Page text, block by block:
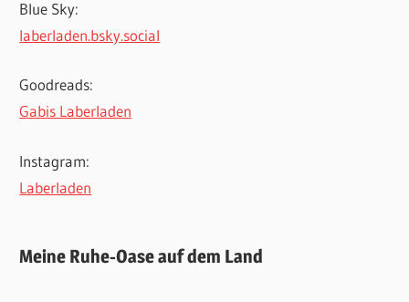
Blue Sky:
laberladen.bsky.social
Goodreads:
Gabis Laberladen
Instagram:
Laberladen
Meine Ruhe-Oase auf dem Land